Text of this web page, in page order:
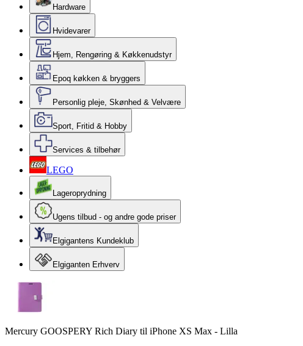
Hardware
Hvidevarer
Hjem, Rengøring & Køkkenudstyr
Epoq køkken & bryggers
Personlig pleje, Skønhed & Velvære
Sport, Fritid & Hobby
Services & tilbehør
LEGO
Lageroprydning
Ugens tilbud - og andre gode priser
Elgigantens Kundeklub
Elgiganten Erhverv
Mercury GOOSPERY Rich Diary til iPhone XS Max - Lilla